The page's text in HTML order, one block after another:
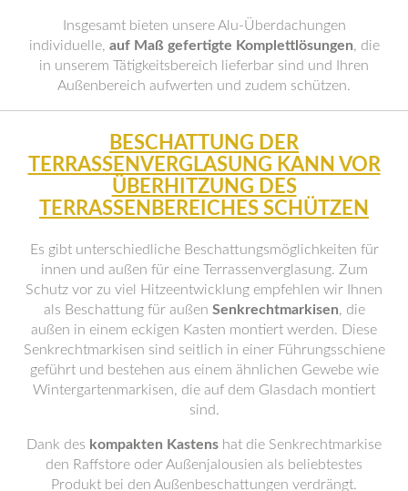
Insgesamt bieten unsere Alu-Überdachungen
individuelle, auf Maß gefertigte Komplettlösungen, die
in unserem Tätigkeitsbereich lieferbar sind und Ihren
Außenbereich aufwerten und zudem schützen.
BESCHATTUNG DER
TERRASSENVERGLASUNG KANN VOR
ÜBERHITZUNG DES
TERRASSENBEREICHES SCHÜTZEN
Es gibt unterschiedliche Beschattungsmöglichkeiten für
innen und außen für eine Terrassenverglasung. Zum
Schutz vor zu viel Hitzeentwicklung empfehlen wir Ihnen
als Beschattung für außen Senkrechtmarkisen, die
außen in einem eckigen Kasten montiert werden. Diese
Senkrechtmarkisen sind seitlich in einer Führungsschiene
geführt und bestehen aus einem ähnlichen Gewebe wie
Wintergartenmarkisen, die auf dem Glasdach montiert
sind.
Dank des kompakten Kastens hat die Senkrechtmarkise
den Raffstore oder Außenjalousien als beliebtestes
Produkt bei den Außenbeschattungen verdrängt.